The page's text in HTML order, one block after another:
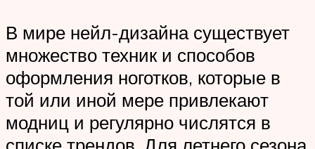
В мире нейл-дизайна существует
множество техник и способов
оформления ноготков, которые в
той или иной мере привлекают
модниц и регулярно числятся в